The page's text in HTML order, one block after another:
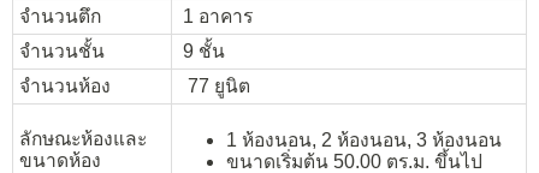
จำนวนตึก
1 อาคาร
จำนวนชั้น
9 ชั้น
จำนวนห้อง
77 ยูนิต
ลักษณะห้องและ
ขนาดห้อง
1 ห้องนอน, 2 ห้องนอน, 3 ห้องนอน
ขนาดเริ่มต้น 50.00 ตร.ม. ขึ้นไป